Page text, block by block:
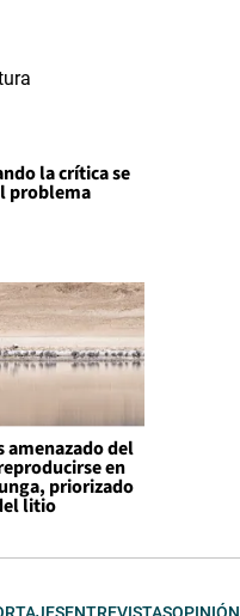
la crítica se
problema
amenazado del
en
priorizado
litio
ENTREVISTASOPINIÓN